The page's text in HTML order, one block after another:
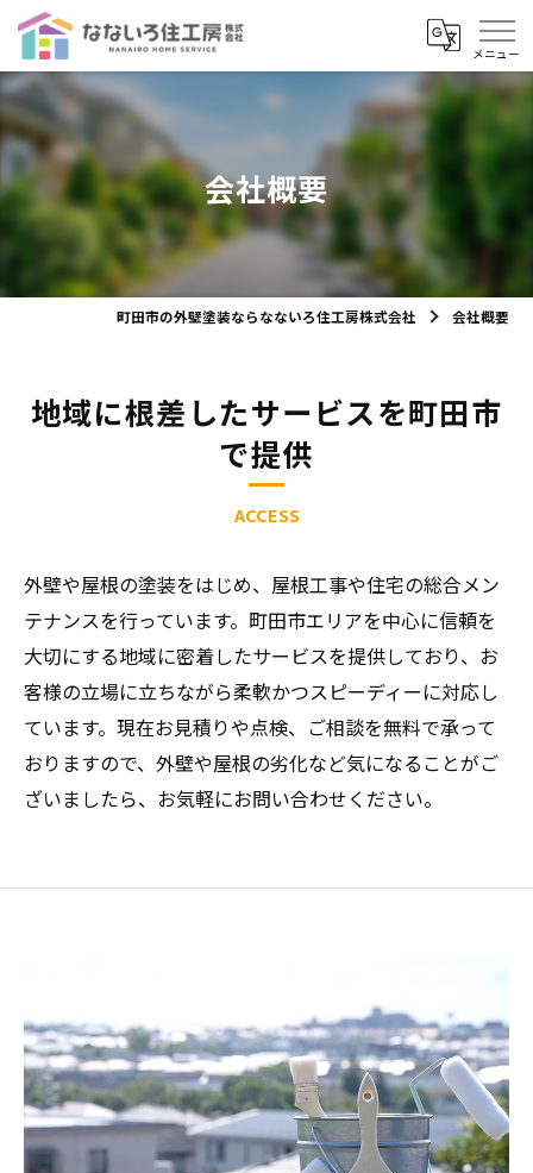
会社概要
町田市の外壁塗装ならなないろ住工房株式会社 会社概要
地域に根差したサービスを町田市
で提供
ACCESS
外壁や屋根の塗装をはじめ、屋根工事や住宅の総合メン
テナンスを行っています。町田市エリアを中心に信頼を
大切にする地域に密着したサービスを提供しており、お
客様の立場に立ちながら柔軟かつスピーディーに対応し
ています。現在お見積りや点検、ご相談を無料で承って
おりますので、外壁や屋根の劣化など気になることがご
ざいましたら、お気軽にお問い合わせください。